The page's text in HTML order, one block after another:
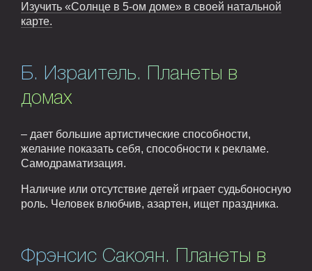
Изучить «Солнце в 5-ом доме» в своей натальной
карте.
Б. Израитель. Планеты в
домах
– дает большие артистические способности,
желание показать себя, способности к рекламе.
Самодраматизация.
Наличие или отсутствие детей играет судьбоносную
роль. Человек влюбчив, азартен, ищет праздника.
Фрэнсис Сакоян. Планеты в